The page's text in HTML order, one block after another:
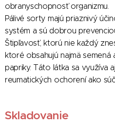
obranyschopnosť organizmu.
Pálivé sorty majú priaznivý
systém a sú dobrou
Štipľavosť, ktorú nie každý
ktoré obsahujú najmä
papriky. Táto látka sa využíva
reumatických ochorení ako
Skladovanie